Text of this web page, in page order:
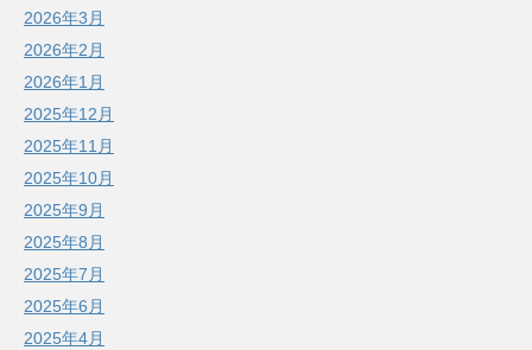
2026年3月
2026年2月
2026年1月
2025年12月
2025年11月
2025年10月
2025年9月
2025年8月
2025年7月
2025年6月
2025年4月